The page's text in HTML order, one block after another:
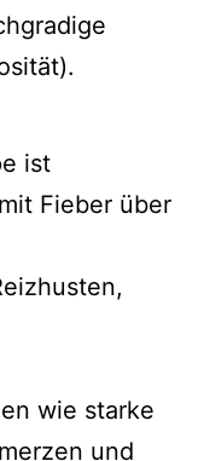
ist
Fieber über
wie starke
und